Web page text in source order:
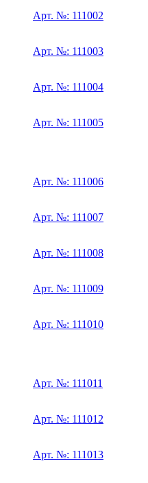
Арт. №: 111002
Арт. №: 111003
Арт. №: 111004
Арт. №: 111005
Арт. №: 111006
Арт. №: 111007
Арт. №: 111008
Арт. №: 111009
Арт. №: 111010
Арт. №: 111011
Арт. №: 111012
Арт. №: 111013